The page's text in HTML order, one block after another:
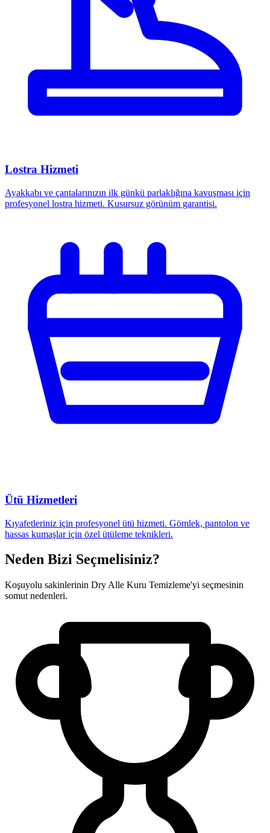
Lostra Hizmeti
Ayakkabı ve çantalarınızın ilk günkü parlaklığına kavuşması için
profesyonel lostra hizmeti. Kusursuz görünüm garantisi.
Ütü Hizmetleri
Kıyafetleriniz için profesyonel ütü hizmeti. Gömlek, pantolon ve
hassas kumaşlar için özel ütüleme teknikleri.
Neden Bizi Seçmelisiniz?
Koşuyolu sakinlerinin Dry Alle Kuru Temizleme'yi seçmesinin
somut nedenleri.